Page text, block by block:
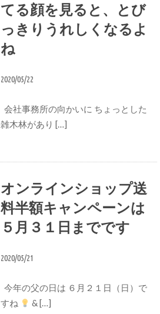
てる顔を見ると、とび
っきりうれしくなるよ
ね
2020/05/22
会社事務所の向かいに ちょっとした
雑木林があり […]
オンラインショップ送
料半額キャンペーンは
５月３１日までです
2020/05/21
今年の父の日は ６月２１日（日）で
すね
& […]